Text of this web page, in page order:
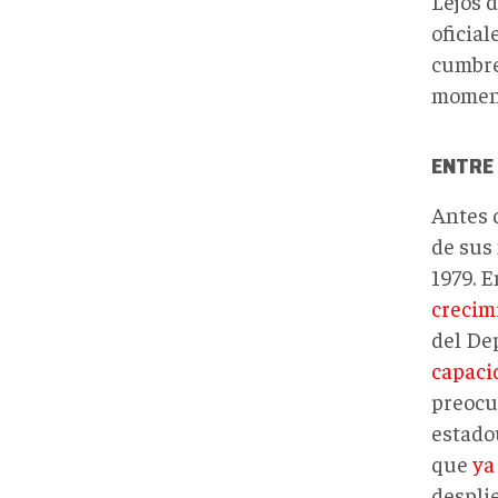
Antes
de
1979.
del
que